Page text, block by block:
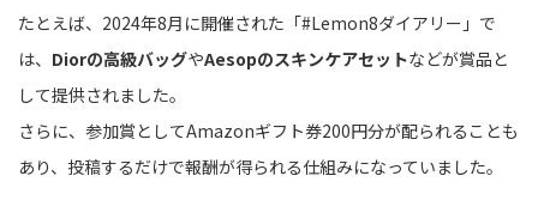
たとえば、2024年8月に開催された「#Lemon8ダイアリー」で
は、 Diorの高級バッグやAesopのスキンケアセットなどが賞品と
して提供されました。
さらに、参加賞としてAmazonギフト券200円分が配られることも
あり、投稿するだけで報酬が得られる仕組みになっていました。